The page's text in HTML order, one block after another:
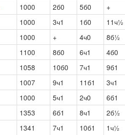
1000 2б0 5б0 +
1000 3ч1 1б0 11ч½
1000 + 4ч0 8б½
1100 8б0 6ч1 4б0
1058 10б0 7ч1 9б1
1007 9ч1 11б1 3ч1
1000 5ч1 2ч0 6б1
1353 6б1 8ч1 2б½
1341 7ч1 10б1 1ч½